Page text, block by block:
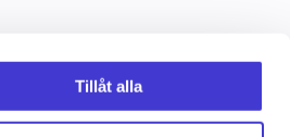
Tillåt alla